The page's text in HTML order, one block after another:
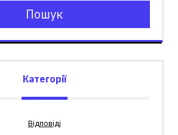
Пошук
Категорії
Відповіді